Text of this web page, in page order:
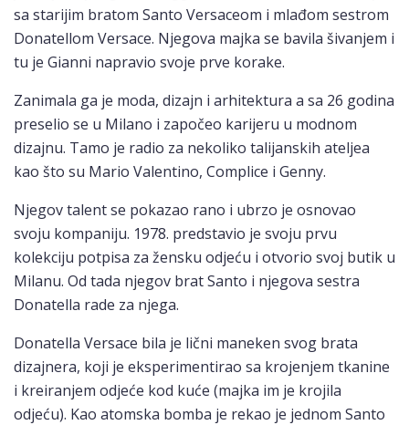
sa starijim bratom Santo Versaceom i mlađom sestrom
Donatellom Versace. Njegova majka se bavila šivanjem i
tu je Gianni napravio svoje prve korake.
Zanimala ga je moda, dizajn i arhitektura a sa 26 godina
preselio se u Milano i započeo karijeru u modnom
dizajnu. Tamo je radio za nekoliko talijanskih ateljea
kao što su Mario Valentino, Complice i Genny.
Njegov talent se pokazao rano i ubrzo je osnovao
svoju kompaniju. 1978. predstavio je svoju prvu
kolekciju potpisa za žensku odjeću i otvorio svoj butik u
Milanu. Od tada njegov brat Santo i njegova sestra
Donatella rade za njega.
Donatella Versace bila je lični maneken svog brata
dizajnera, koji je eksperimentirao sa krojenjem tkanine
i kreiranjem odjeće kod kuće (majka im je krojila
odjeću). Kao atomska bomba je rekao je jednom Santo